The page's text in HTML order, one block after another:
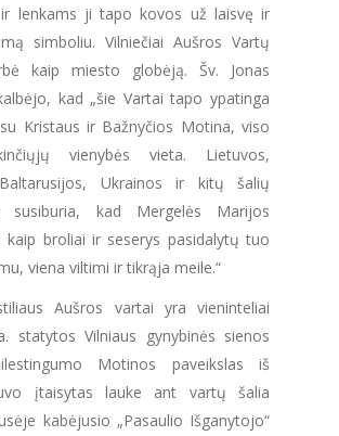
lenkams ji tapo kovos už laisvę ir
simboliu. Vilniečiai Aušros Vartų
kaip miesto globėją. Šv. Jonas
kad „šie Vartai tapo ypatinga
Kristaus ir Bažnyčios Motina, viso
vienybės vieta. Lietuvos,
Ukrainos ir kitų šalių
susiburia, kad Mergelės Marijos
kaip broliai ir seserys pasidalytų tuo
viena viltimi ir tikrąja meile.“
Aušros vartai yra vieninteliai
statytos Vilniaus gynybinės sienos
Motinos paveikslas iš
įtaisytas lauke ant vartų šalia
kabėjusio „Pasaulio Išganytojo“